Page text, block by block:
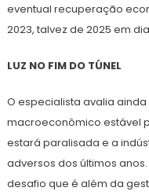
eventual recuperação
2023, talvez de 2025 em
LUZ NO FIM DO TÚNEL
O especialista avalia
macroeconômico estável
estará paralisada e a
adversos dos últimos
desafio que é além da